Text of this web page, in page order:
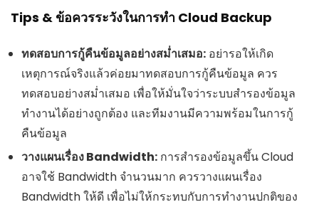
Tips & ข้อควรระวังในการทำ Cloud Backup
ทดสอบการกู้คืนข้อมูลอย่างสม่ำเสมอ: อย่ารอให้เกิด
เหตุการณ์จริงแล้วค่อยมาทดสอบการกู้คืนข้อมูล ควร
ทดสอบอย่างสม่ำเสมอ เพื่อให้มั่นใจว่าระบบสำรองข้อมูล
ทำงานได้อย่างถูกต้อง และทีมงานมีความพร้อมในการกู้
คืนข้อมูล
วางแผนเรื่อง Bandwidth: การสำรองข้อมูลขึ้น Cloud
อาจใช้ Bandwidth จำนวนมาก ควรวางแผนเรื่อง
Bandwidth ให้ดี เพื่อไม่ให้กระทบกับการทำงานปกติของ